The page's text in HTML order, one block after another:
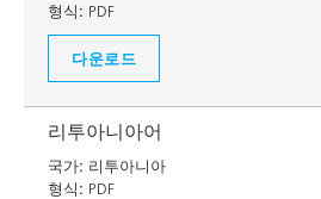
형식: PDF
다운로드
리투아니아어
국가: 리투아니아
형식: PDF